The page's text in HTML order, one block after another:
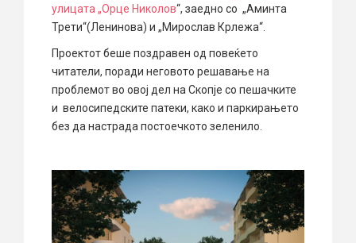
улицата „Орце Николов“, заедно со „Аминта
Трети“(Ленинова) и „Мирослав Крлежа“.
Проектот беше поздравен од повеќето
читатели, поради неговото решавање на
проблемот во овој дел на Скопје со пешачките
и велосипедските патеки, како и паркирањето
без да настрада постоечкото зеленило.